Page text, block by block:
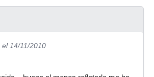
el 14/11/2010